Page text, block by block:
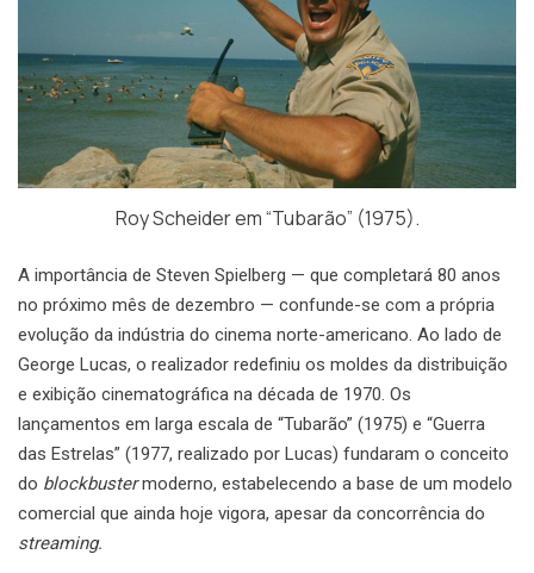
Roy Scheider em “Tubarão” (1975).
A importância de Steven Spielberg — que completará 80 anos
no próximo mês de dezembro — confunde-se com a própria
evolução da indústria do cinema norte-americano. Ao lado de
George Lucas, o realizador redefiniu os moldes da distribuição
e exibição cinematográfica na década de 1970. Os
lançamentos em larga escala de “Tubarão” (1975) e “Guerra
das Estrelas” (1977, realizado por Lucas) fundaram o conceito
do blockbustermoderno, estabelecendo a base de um modelo
comercial que ainda hoje vigora, apesar da concorrência do
streaming.